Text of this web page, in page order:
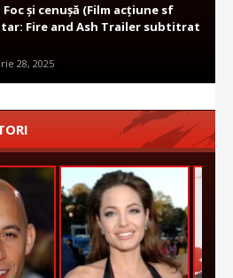
și cenușă (Film acțiune sf
Fire and Ash Trailer subtitrat
28, 2025